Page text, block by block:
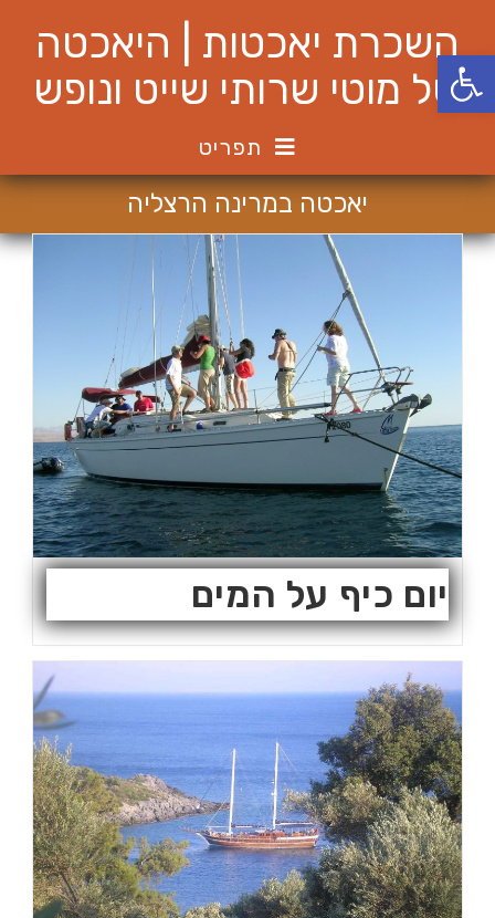
פתח סרגל נגישות
contentהשכרת יאכטות | היאכטה
של מוטי שרותי שייט ונופש
תפריט
יאכטה במרינה הרצליה
יום כיף על המים